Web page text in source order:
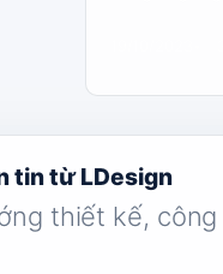
tin từ LDesign
thiết kế,